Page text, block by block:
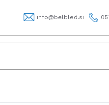
info@belbled.si